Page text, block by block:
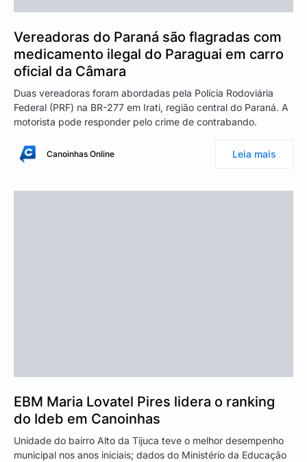
Vereadoras do Paraná são flagradas com
medicamento ilegal do Paraguai em carro
oficial da Câmara
Duas vereadoras foram abordadas pela Polícia Rodoviária
Federal (PRF) na BR-277 em Irati, região central do Paraná. A
motorista pode responder pelo crime de contrabando.
Canoinhas Online Leia mais
EBM Maria Lovatel Pires lidera o ranking
do Ideb em Canoinhas
Unidade do bairro Alto da Tijuca teve o melhor desempenho
municipal nos anos iniciais; dados do Ministério da Educação